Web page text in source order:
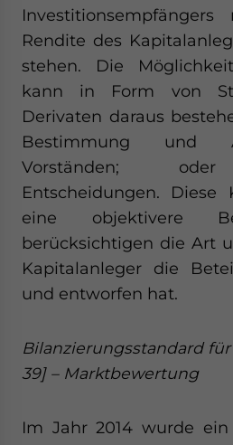
Rendite des
stehen. Die
kann in Form von
Derivaten daraus
Bestimmung und
Vorständen; oder
Entscheidungen. Diese
eine objektivere
berücksichtigen die Art
Kapitalanleger die
und entworfen hat.
Bilanzierungsstandard
39] – Marktbewertung
Im Jahr 2014 wurde